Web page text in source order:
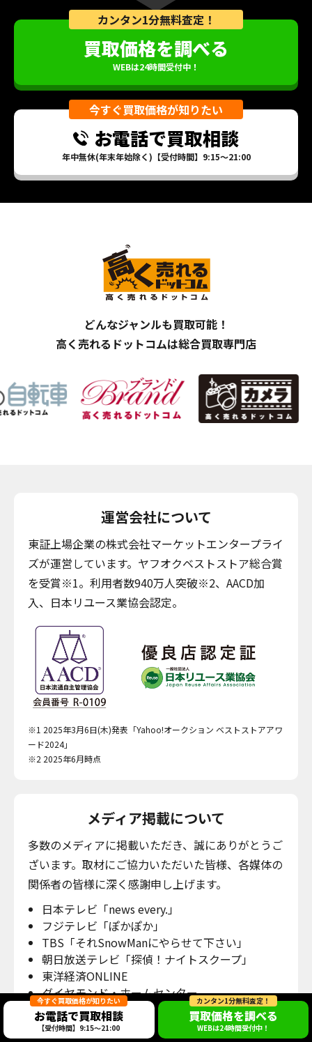
今すぐ買取価格が知りたい
お電話で買取相談
【受付時間】9:15～21:00
カンタン1分無料査定！
買取価格を調べる
WEBは24時間受付中！
カンタン1分無料査定！
買取価格を調べる
WEBは24時間受付中！
今すぐ買取価格が知りたい
お電話で買取相談
年中無休(年末年始除く)【受付時間】9:15～21:00
どんなジャンルも買取可能！
高く売れるドットコムは総合買取専門店
運営会社について
東証上場企業の株式会社マーケットエンタープライ
ズが運営しています。ヤフオクベストストア総合賞
を受賞※1。利用者数940万人突破※2、AACD加
入、日本リユース業協会認定。
※1 2025年3月6日(木)発表「Yahoo!オークション ベストストアアワ
ード2024」
※2 2025年6月時点
メディア掲載について
多数のメディアに掲載いただき、誠にありがとうご
ざいます。取材にご協力いただいた皆様、各媒体の
関係者の皆様に深く感謝申し上げます。
日本テレビ「news every.」
フジテレビ「ぽかぽか」
TBS「それSnowManにやらせて下さい」
朝日放送テレビ「探偵！ナイトスクープ」
東洋経済ONLINE
ダイヤモンド・ホームセンター
TRAICY